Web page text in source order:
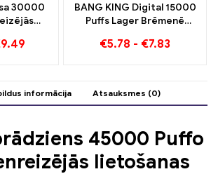
30000
9.49
BANG KING Digital 15000
Puffs Lager Brēmenē
€5.78 - €7.83
informācija Atsauksmes (0)
45000 Puffo
lietošanas